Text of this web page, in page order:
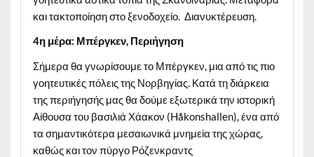
και τακτοποίηση στο ξενοδοχείο. Διανυκτέρευση.
4η μέρα: Μπέργκεν, Περιήγηση
Σήμερα θα γνωρίσουμε το Μπέργκεν, μια από τις πιο
γοητευτικές πόλεις της Νορβηγίας. Κατά τη διάρκεια
της περιήγησής μας θα δούμε εξωτερικά την ιστορική
Αίθουσα του βασιλιά Χάακον (Håkonshallen), ένα από
τα σημαντικότερα μεσαιωνικά μνημεία της χώρας,
καθώς και τον πύργο Ρόζενκραντς